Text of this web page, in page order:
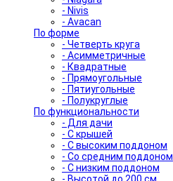
- Nivis
- Avacan
По форме
- Четверть круга
- Асимметричные
- Квадратные
- Прямоугольные
- Пятиугольные
- Полукруглые
По функциональности
- Для дачи
- С крышей
- С высоким поддоном
- Со средним поддоном
- С низким поддоном